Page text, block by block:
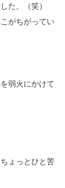
た。（笑）
がちがってい
弱火にかけて
ょっとひと苦